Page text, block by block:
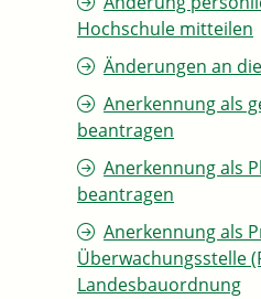
Hochschule mitteilen
Änderungen an
Anerkennung als
beantragen
Anerkennung als
beantragen
Anerkennung als
Überwachungsstelle
Landesbauordnung